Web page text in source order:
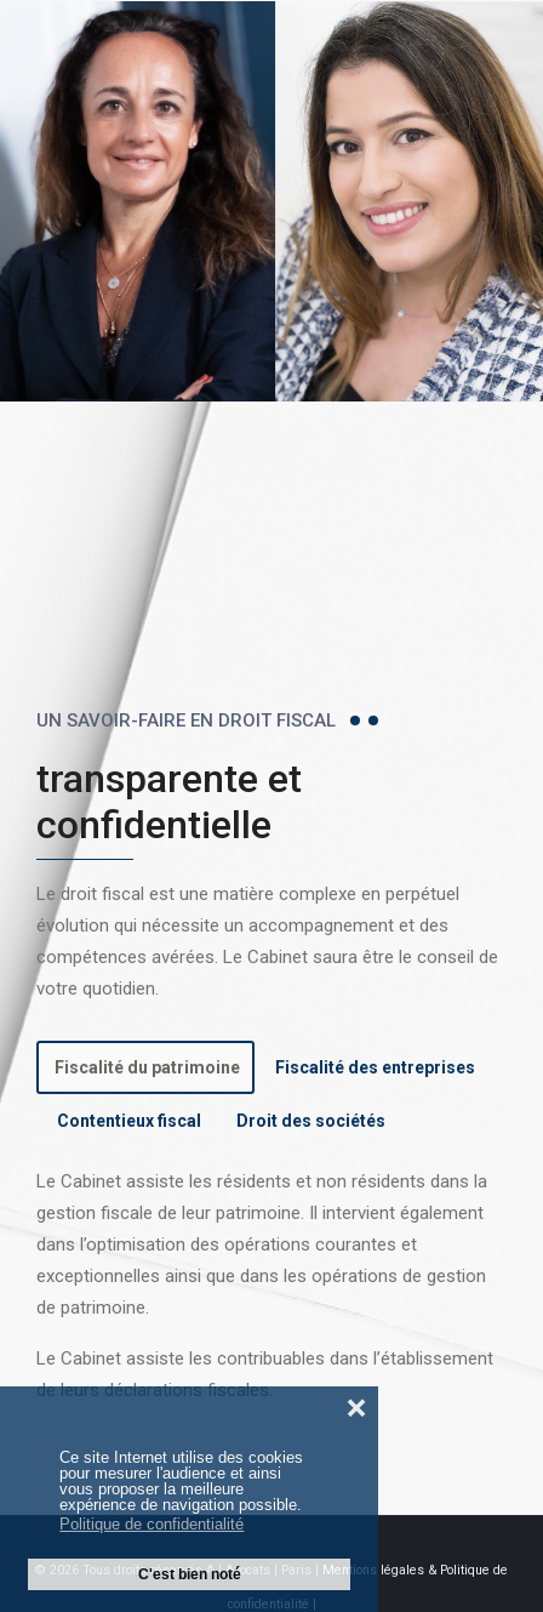
Ce site Internet utilise des cookies
pour mesurer l'audience et ainsi
vous proposer la meilleure
expérience de navigation possible.
Politique de confidentialité
C'est bien noté
❌
UN SAVOIR-FAIRE EN DROIT FISCAL
transparente et
confidentielle
Le droit fiscal est une matière complexe en perpétuel
évolution qui nécessite un accompagnement et des
compétences avérées. Le Cabinet saura être le conseil de
votre quotidien.
Fiscalité du patrimoine Fiscalité des entreprises
Contentieux fiscal Droit des sociétés
Le Cabinet assiste les résidents et non résidents dans la
gestion fiscale de leur patrimoine. Il intervient également
dans l’optimisation des opérations courantes et
exceptionnelles ainsi que dans les opérations de gestion
de patrimoine.
Le Cabinet assiste les contribuables dans l’établissement
de leurs déclarations fiscales.
© 2026 Tous droits réservés AJ Avocats | Paris | Mentions légales & Politique de
confidentialité |